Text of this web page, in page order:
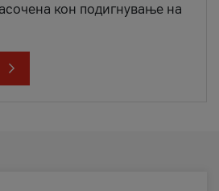
кон подигнување на